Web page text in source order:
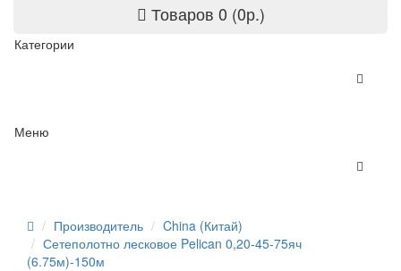
Товаров 0 (0р.)
Категории
Меню
Производитель
China (Китай)
Сетеполотно лесковое Pelican 0,20-45-75яч
(6.75м)-150м